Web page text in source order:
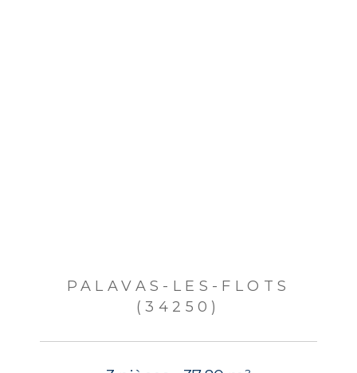
PALAVAS-LES-FLOTS
(34250)